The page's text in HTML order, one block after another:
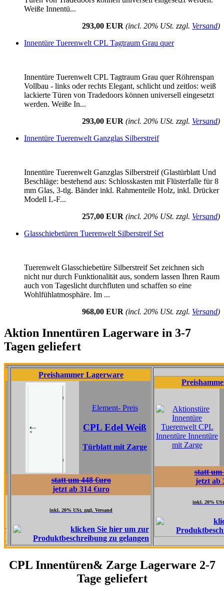
Weiße Innentü...
293,00 EUR (incl. 20% USt. zzgl. Versand)
Innentüre Tuerenwelt CPL Tagtraum Grau quer
Innentüre Tuerenwelt CPL Tagtraum Grau quer Röhrenspan
Vollbau - links oder rechts Elegant, schlicht und zeitlos: weiß
lackierte Türen von Tradedoors können universell eingesetzt
werden. Weiße In...
293,00 EUR (incl. 20% USt. zzgl. Versand)
Innentüre Tuerenwelt Ganzglas Silberstreif
Innentüre Tuerenwelt Ganzglas Silberstreif (Glastürblatt Und
Beschläge: bestehend aus: Schlosskasten mit Flüsterfalle für 8
mm Glas, 3-tlg. Bänder inkl. Rahmenteile Holz, inkl. Drücker
Modell L-F...
257,00 EUR (incl. 20% USt. zzgl. Versand)
Glasschiebetüren Tuerenwelt Silberstreif Set
Tuerenwelt Glasschiebetüre Silberstreif Set zeichnen sich
nicht nur durch Funktionalität aus, sondern lassen Ihren Raum
auch von Tageslicht durchfluten und schaffen so eine
Wohlfühlatmosphäre. Im ...
968,00 EUR (incl. 20% USt. zzgl. Versand)
Aktion Innentüren Lagerware in 3-7
Tagen geliefert
Preishammer Lagerware
Element- Preis
CPL Edel Weiß
Türblatt mit Zarge
statt um 448 €uro
jetzt ab 314 €uro
inkl. 20% USt. zzgl. Versand
Preishammer
CPL
statt um 517 €uro
jetzt ab 362 €uro
inkl. 20% USt. zzgl. Versand
CPL Innentüren& Zarge Lagerware 2-7
Tage geliefert